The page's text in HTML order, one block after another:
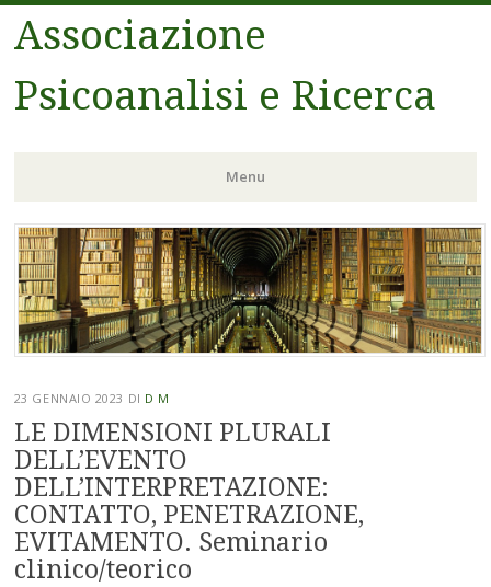
Associazione
Psicoanalisi e Ricerca
Menu
Vai
al
contenuto
23 GENNAIO 2023 DI D M
LE DIMENSIONI PLURALI
DELL’EVENTO
DELL’INTERPRETAZIONE:
CONTATTO, PENETRAZIONE,
EVITAMENTO. Seminario
clinico/teorico